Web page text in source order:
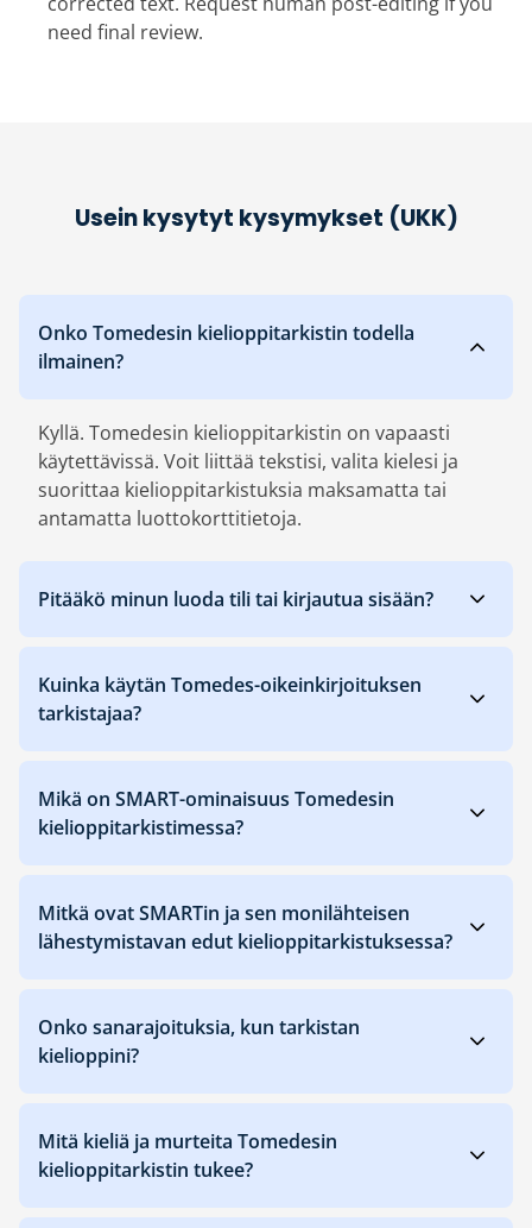
need final review.
Usein kysytyt kysymykset (UKK)
Onko Tomedesin kielioppitarkistin todella
ilmainen?
Kyllä. Tomedesin kielioppitarkistin on vapaasti
käytettävissä. Voit liittää tekstisi, valita kielesi ja
suorittaa kielioppitarkistuksia maksamatta tai
antamatta luottokorttitietoja.
Pitääkö minun luoda tili tai kirjautua sisään?
Kuinka käytän Tomedes-oikeinkirjoituksen
tarkistajaa?
Mikä on SMART-ominaisuus Tomedesin
kielioppitarkistimessa?
Mitkä ovat SMARTin ja sen monilähteisen
lähestymistavan edut kielioppitarkistuksessa?
Onko sanarajoituksia, kun tarkistan
kielioppini?
Mitä kieliä ja murteita Tomedesin
kielioppitarkistin tukee?